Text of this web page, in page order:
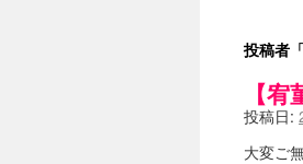
投稿者
【
投稿日:
大変ご